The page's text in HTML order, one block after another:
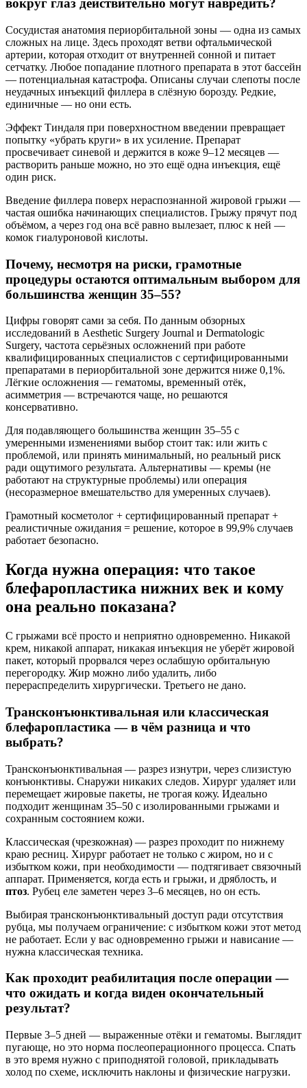
вокруг глаз действительно могут навредить?
Сосудистая анатомия периорбитальной зоны — одна из самых
сложных на лице. Здесь проходят ветви офтальмической
артерии, которая отходит от внутренней сонной и питает
сетчатку. Любое попадание плотного препарата в этот бассейн
— потенциальная катастрофа. Описаны случаи слепоты после
неудачных инъекций филлера в слёзную борозду. Редкие,
единичные — но они есть.
Эффект Тиндаля при поверхностном введении превращает
попытку «убрать круги» в их усиление. Препарат
просвечивает синевой и держится в коже 9–12 месяцев —
растворить раньше можно, но это ещё одна инъекция, ещё
один риск.
Введение филлера поверх нераспознанной жировой грыжи —
частая ошибка начинающих специалистов. Грыжу прячут под
объёмом, а через год она всё равно вылезает, плюс к ней —
комок гиалуроновой кислоты.
Почему, несмотря на риски, грамотные
процедуры остаются оптимальным выбором для
большинства женщин 35–55?
Цифры говорят сами за себя. По данным обзорных
исследований в Aesthetic Surgery Journal и Dermatologic
Surgery, частота серьёзных осложнений при работе
квалифицированных специалистов с сертифицированными
препаратами в периорбитальной зоне держится ниже 0,1%.
Лёгкие осложнения — гематомы, временный отёк,
асимметрия — встречаются чаще, но решаются
консервативно.
Для подавляющего большинства женщин 35–55 с
умеренными изменениями выбор стоит так: или жить с
проблемой, или принять минимальный, но реальный риск
ради ощутимого результата. Альтернативы — кремы (не
работают на структурные проблемы) или операция
(несоразмерное вмешательство для умеренных случаев).
Грамотный косметолог + сертифицированный препарат +
реалистичные ожидания = решение, которое в 99,9% случаев
работает безопасно.
Когда нужна операция: что такое
блефаропластика нижних век и кому
она реально показана?
С грыжами всё просто и неприятно одновременно. Никакой
крем, никакой аппарат, никакая инъекция не уберёт жировой
пакет, который прорвался через ослабшую орбитальную
перегородку. Жир можно либо удалить, либо
перераспределить хирургически. Третьего не дано.
Трансконъюнктивальная или классическая
блефаропластика — в чём разница и что
выбрать?
Трансконъюнктивальная — разрез изнутри, через слизистую
конъюнктивы. Снаружи никаких следов. Хирург удаляет или
перемещает жировые пакеты, не трогая кожу. Идеально
подходит женщинам 35–50 с изолированными грыжами и
сохранным состоянием кожи.
Классическая (чрезкожная) — разрез проходит по нижнему
краю ресниц. Хирург работает не только с жиром, но и с
избытком кожи, при необходимости — подтягивает связочный
аппарат. Применяется, когда есть и грыжи, и дряблость, и
птоз. Рубец еле заметен через 3–6 месяцев, но он есть.
Выбирая трансконъюнктивальный доступ ради отсутствия
рубца, мы получаем ограничение: с избытком кожи этот метод
не работает. Если у вас одновременно грыжи и нависание —
нужна классическая техника.
Как проходит реабилитация после операции —
что ожидать и когда виден окончательный
результат?
Первые 3–5 дней — выраженные отёки и гематомы. Выглядит
пугающе, но это норма послеоперационного процесса. Спать
в это время нужно с приподнятой головой, прикладывать
холод по схеме, исключить наклоны и физические нагрузки.